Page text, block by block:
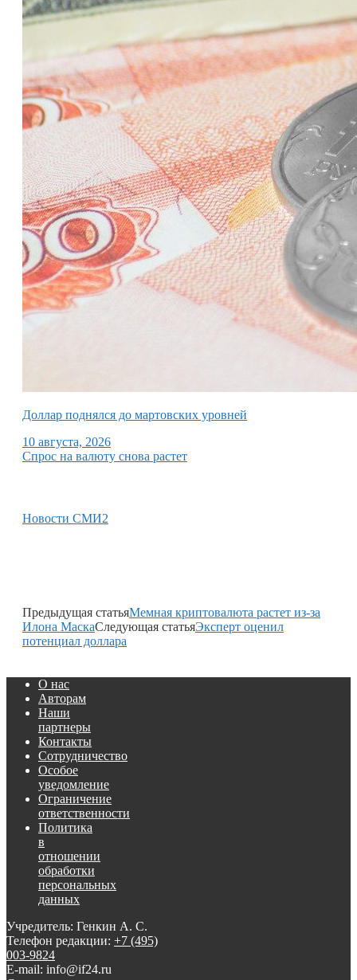
Доллар поднялся до мартовских уровней
10 августа, 2026
Спрос на валюту снова растет
Новости СМИ2
Предыдущая статьяМемная криптовалюта растет из-за
Илона МаскаСледующая статьяЭксперт оценил
потенциал доллара
О нас
Авторам
Наши
партнеры
Контакты
Сотрудничество
Особое
уведомление
Ограничение
ответственности
Политика
в
отношении
обработки
персональных
данных
Учредитель: Генкин А. С.
Телефон редакции: +7 (495)
003-9824
E-mail: info@if24.ru